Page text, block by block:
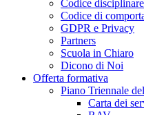
Codice
Codice di
GDPR e Privacy
Partners
Scuola in Chiaro
Dicono di Noi
Offerta formativa
Piano Triennale
Carta dei